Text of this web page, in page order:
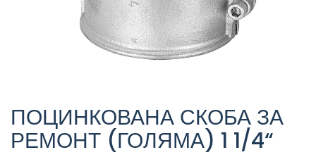
ПОЦИНКОВАНА СКОБА ЗА
РЕМОНТ (ГОЛЯМА) 1 1/4“